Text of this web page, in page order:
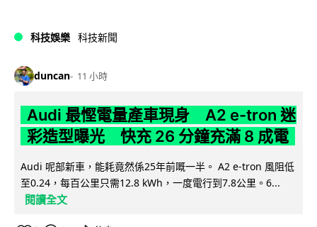
科技娛樂 科技新聞
duncan 11 小時
Audi 最慳電量產車現身 A2 e-tron 迷
彩造型曝光 快充 26 分鐘充滿 8 成電
Audi 呢部新車，能耗竟然係25年前嘅一半。 A2 e-tron 風阻低
至0.24，每百公里只需12.8 kWh，一度電行到7.8公里。6...
閱讀全文